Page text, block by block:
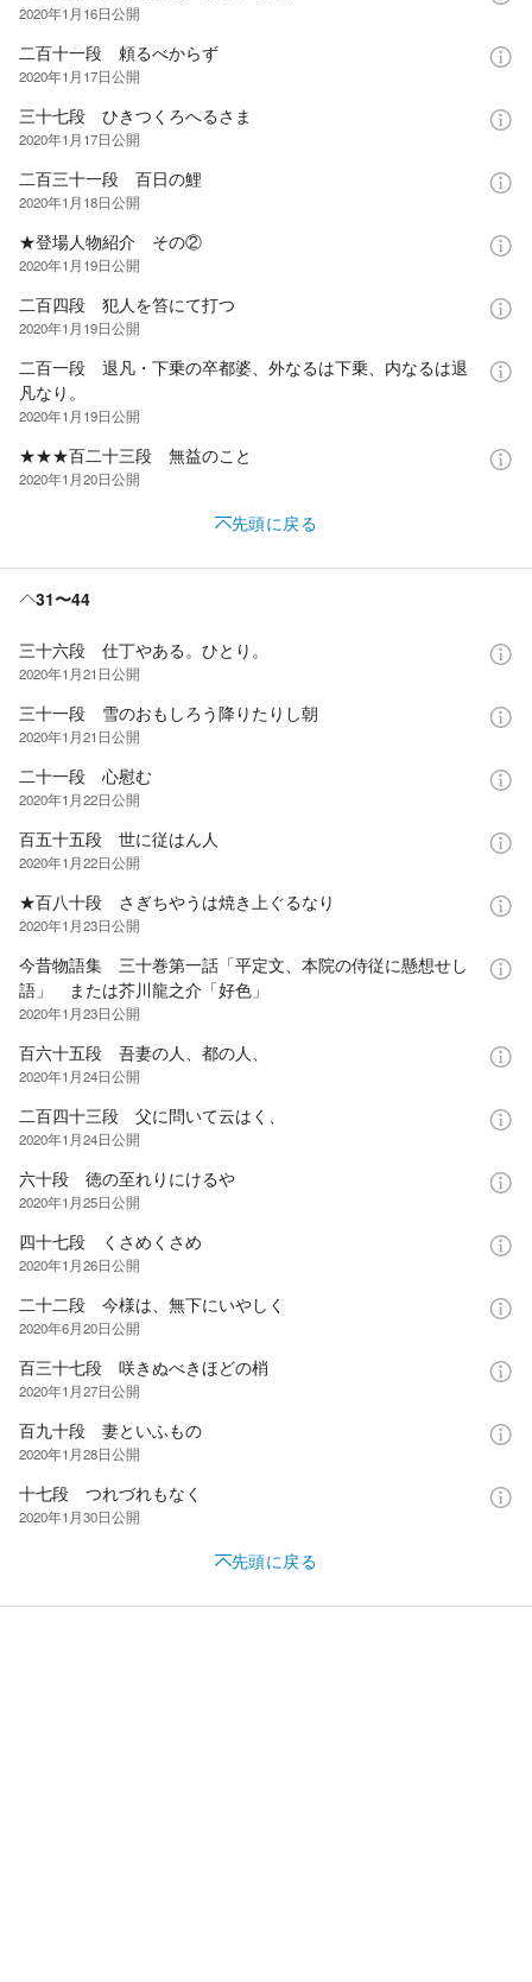
2020年1月16日公開
二百十一段 頼るべからず
2020年1月17日公開
三十七段 ひきつくろへるさま
2020年1月17日公開
二百三十一段 百日の鯉
2020年1月18日公開
★登場人物紹介 その②
2020年1月19日公開
二百四段 犯人を笞にて打つ
2020年1月19日公開
二百一段 退凡・下乗の卒都婆、外なるは下乗、内なるは退
凡なり。
2020年1月19日公開
★★★百二十三段 無益のこと
2020年1月20日公開
先頭に戻る
31〜44
三十六段 仕丁やある。ひとり。
2020年1月21日公開
三十一段 雪のおもしろう降りたりし朝
2020年1月21日公開
二十一段 心慰む
2020年1月22日公開
百五十五段 世に従はん人
2020年1月22日公開
★百八十段 さぎちやうは焼き上ぐるなり
2020年1月23日公開
今昔物語集 三十巻第一話「平定文、本院の侍従に懸想せし
語」 または芥川龍之介「好色」
2020年1月23日公開
百六十五段 吾妻の人、都の人、
2020年1月24日公開
二百四十三段 父に問いて云はく、
2020年1月24日公開
六十段 徳の至れりにけるや
2020年1月25日公開
四十七段 くさめくさめ
2020年1月26日公開
二十二段 今様は、無下にいやしく
2020年6月20日公開
百三十七段 咲きぬべきほどの梢
2020年1月27日公開
百九十段 妻といふもの
2020年1月28日公開
十七段 つれづれもなく
2020年1月30日公開
先頭に戻る